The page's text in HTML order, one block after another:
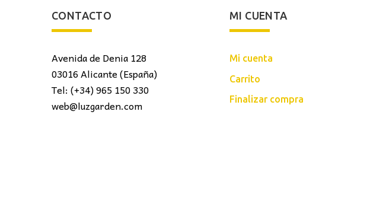
CONTACTO
Avenida de Denia 128
03016 Alicante (España)
Tel: (+34) 965 150 330
web@luzgarden.com
MI CUENTA
Mi cuenta
Carrito
Finalizar compra